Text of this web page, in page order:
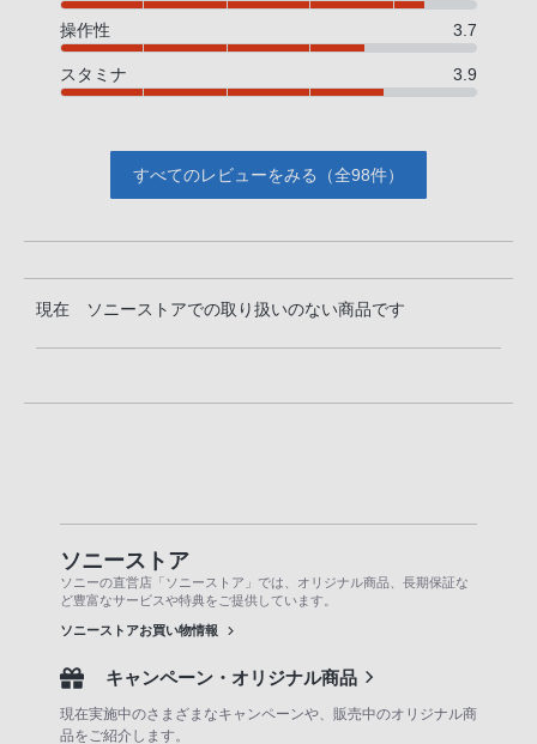
操作性 3.7
スタミナ 3.9
すべてのレビューをみる（全98件）
現在 ソニーストアでの取り扱いのない商品です
ソニーストア
ソニーの直営店「ソニーストア」では、オリジナル商品、長期保証な
ど豊富なサービスや特典をご提供しています。
ソニーストアお買い物情報
キャンペーン・オリジナル商品
現在実施中のさまざまなキャンペーンや、販売中のオリジナル商
品をご紹介します。